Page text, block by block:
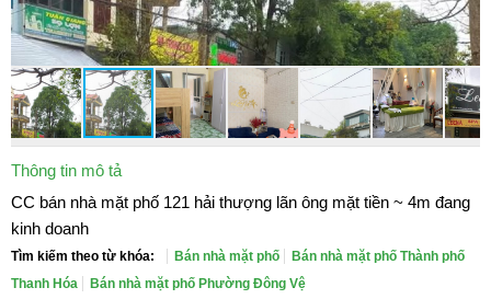
Thông tin mô tả
CC bán nhà mặt phố 121 hải thượng lãn ông mặt tiền ~ 4m đang
kinh doanh
Tìm kiếm theo từ khóa: Bán nhà mặt phố
Bán nhà mặt phố Thành phố
Thanh Hóa
Bán nhà mặt phố Phường Đông Vệ